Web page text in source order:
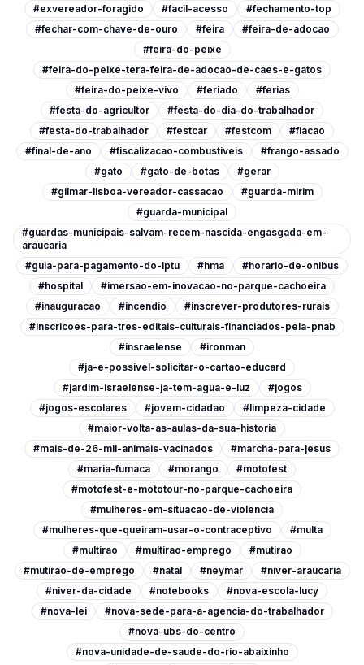
#exvereador-foragido
#facil-acesso
#fechamento-top
#fechar-com-chave-de-ouro
#feira
#feira-de-adocao
#feira-do-peixe
#feira-do-peixe-tera-feira-de-adocao-de-caes-e-gatos
#feira-do-peixe-vivo
#feriado
#ferias
#festa-do-agricultor
#festa-do-dia-do-trabalhador
#festa-do-trabalhador
#festcar #festcom
#fiacao
#final-de-ano
#fiscalizacao-combustiveis
#frango-assado
#gato
#gato-de-botas
#gerar
#gilmar-lisboa-vereador-cassacao
#guarda-mirim
#guarda-municipal
#guardas-municipais-salvam-recem-nascida-engasgada-em-
araucaria
#guia-para-pagamento-do-iptu
#hma
#horario-de-onibus
#hospital
#imersao-em-inovacao-no-parque-cachoeira
#inauguracao
#incendio
#inscrever-produtores-rurais
#inscricoes-para-tres-editais-culturais-financiados-pela-pnab
#insraelense
#ironman
#ja-e-possivel-solicitar-o-cartao-educard
#jardim-israelense-ja-tem-agua-e-luz
#jogos
#jogos-escolares
#jovem-cidadao
#limpeza-cidade
#maior-volta-as-aulas-da-sua-historia
#mais-de-26-mil-animais-vacinados
#marcha-para-jesus
#maria-fumaca
#morango
#motofest
#motofest-e-mototour-no-parque-cachoeira
#mulheres-em-situacao-de-violencia
#mulheres-que-queiram-usar-o-contraceptivo
#multa
#multirao
#multirao-emprego
#mutirao
#mutirao-de-emprego
#natal #neymar
#niver-araucaria
#niver-da-cidade
#notebooks
#nova-escola-lucy
#nova-lei
#nova-sede-para-a-agencia-do-trabalhador
#nova-ubs-do-centro
#nova-unidade-de-saude-do-rio-abaixinho